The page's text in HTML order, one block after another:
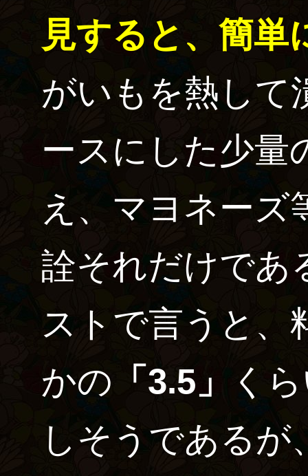
見すると、簡単
がいもを熱して
ースにした少量
え、マヨネーズ
詮それだけであ
ストで言うと、
かの 「3.5」
く
しそうであるが